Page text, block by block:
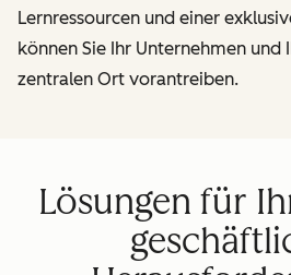
Lernressourcen und einer
können Sie Ihr Unternehmen und
zentralen Ort vorantreiben.
Lösungen für